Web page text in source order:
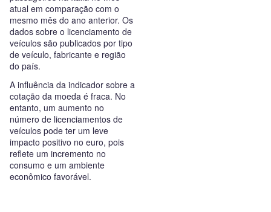
atual em comparação com o
mesmo mês do ano anterior. Os
dados sobre o licenciamento de
veículos são publicados por tipo
de veículo, fabricante e região
do país.
A influência da indicador sobre a
cotação da moeda é fraca. No
entanto, um aumento no
número de licenciamentos de
veículos pode ter um leve
impacto positivo no euro, pois
reflete um incremento no
consumo e um ambiente
econômico favorável.